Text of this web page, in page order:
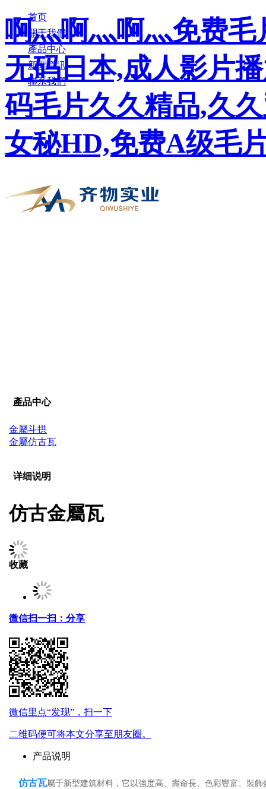
啊灬啊灬啊灬免费
无码日本,成人影片
码毛片久久精品,久
女秘HD,免费A级毛
首页
關于我們
產品中心
新聞資訊
聯系我們
產品中心
金屬斗拱
金屬仿古瓦
详细说明
仿古金屬瓦
收藏
微信扫一扫：分享
微信里点“发现”，扫一下
二维码便可将本文分享至朋友圈。
产品说明
仿古瓦屬于新型建筑材料，它以強度高、壽命長、色彩豐富、裝